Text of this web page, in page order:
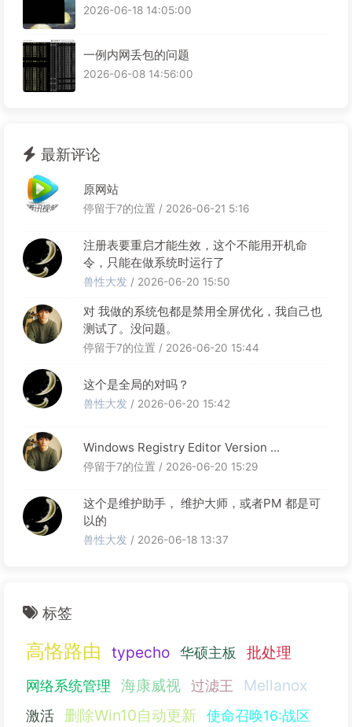
2026-06-18 14:05:00
一例内网丢包的问题
2026-06-08 14:56:00
最新评论
原网站
停留于7的位置 / 2026-06-21 5:16
注册表要重启才能生效，这个不能用开机命
令，只能在做系统时运行了
兽性大发 / 2026-06-20 15:50
对 我做的系统包都是禁用全屏优化，我自己也
测试了。没问题。
停留于7的位置 / 2026-06-20 15:44
这个是全局的对吗？
兽性大发 / 2026-06-20 15:42
Windows Registry Editor Version ...
停留于7的位置 / 2026-06-20 15:29
这个是维护助手， 维护大师，或者PM 都是可
以的
兽性大发 / 2026-06-18 13:37
标签
高恪路由 typecho 华硕主板 批处理
网络系统管理 海康威视 过滤王 Mellanox
激活 删除Win10自动更新 使命召唤16:战区